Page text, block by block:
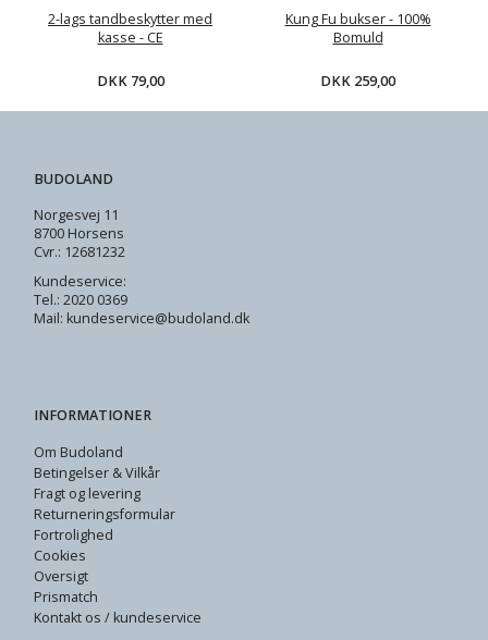
2-lags tandbeskytter med
kasse - CE
DKK 79,00
Kung Fu bukser - 100%
Bomuld
DKK 259,00
BUDOLAND
Norgesvej 11
8700 Horsens
Cvr.: 12681232
Kundeservice:
Tel.: 2020 0369
Mail: kundeservice@budoland.dk
INFORMATIONER
Om Budoland
Betingelser & Vilkår
Fragt og levering
Returneringsformular
Fortrolighed
Cookies
Oversigt
Prismatch
Kontakt os / kundeservice